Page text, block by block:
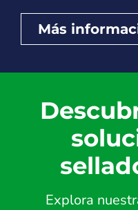
Más
Explora